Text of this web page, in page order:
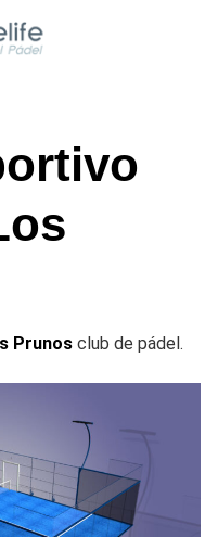
Prunos club de pádel.